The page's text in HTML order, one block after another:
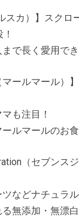
スカ）】スクロ
で長く愛用で
ールマール）
も注目！
ールマールのお
（セブンス
などナチュラ
無添加・無漂白